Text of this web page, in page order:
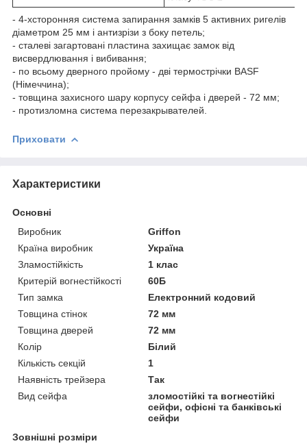
- 4-хсторонняя система запирання замків 5 активних ригелів
діаметром 25 мм і антизрізи з боку петель;
- сталеві загартовані пластина захищає замок від
висвердлювання і вибивання;
- по всьому дверного пройому - дві термострічки BASF
(Німеччина);
- товщина захисного шару корпусу сейфа і дверей - 72 мм;
- протизломна система перезакрывателей.
Приховати
Характеристики
Основні
Виробник
Griffon
Країна виробник
Україна
Зламостійкість
1 клас
Критерій вогнестійкості
60Б
Тип замка
Електронний кодовий
Товщина стінок
72 мм
Товщина дверей
72 мм
Колір
Білий
Кількість секцій
1
Наявність трейзера
Так
Вид сейфа
зломостійкі та вогнестійкі
сейфи, офісні та банківські
сейфи
Зовнішні розміри